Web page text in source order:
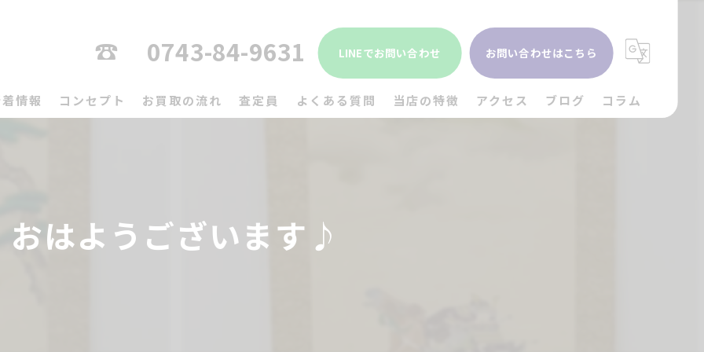
0743-84-9631 LINEでお問い合わせ お問い合わせはこちら
情報 コンセプト お買取の流れ 査定員 よくある質問 当店の特徴 アクセス ブログ コラム
おはようございます♪